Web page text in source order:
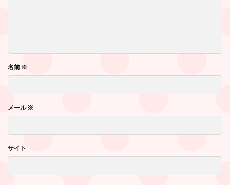
名前 ※
メール※
サイト